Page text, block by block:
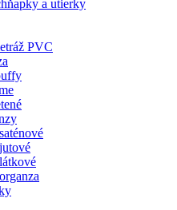
a utierky
PVC